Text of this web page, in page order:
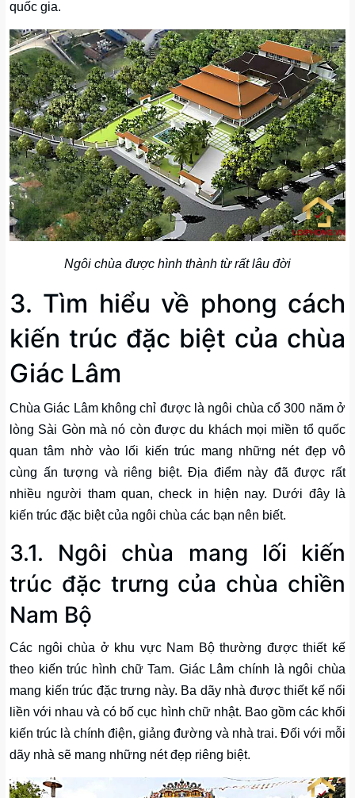
quốc gia.
Ngôi chùa được hình thành từ rất lâu đời
3. Tìm hiểu về phong cách
kiến trúc đặc biệt của chùa
Giác Lâm
Chùa Giác Lâm không chỉ được là ngôi chùa cổ 300 năm ở
lòng Sài Gòn mà nó còn được du khách mọi miền tổ quốc
quan tâm nhờ vào lối kiến trúc mang những nét đẹp vô
cùng ấn tượng và riêng biệt. Địa điểm này đã được rất
nhiều người tham quan, check in hiện nay. Dưới đây là
kiến trúc đặc biệt của ngôi chùa các bạn nên biết.
3.1. Ngôi chùa mang lối kiến
trúc đặc trưng của chùa chiền
Nam Bộ
Các ngôi chùa ở khu vực Nam Bộ thường được thiết kế
theo kiến trúc hình chữ Tam. Giác Lâm chính là ngôi chùa
mang kiến trúc đặc trưng này. Ba dãy nhà được thiết kế nối
liền với nhau và có bố cục hình chữ nhật. Bao gồm các khối
kiến trúc là chính điện, giảng đường và nhà trai. Đối với mỗi
dãy nhà sẽ mang những nét đẹp riêng biệt.